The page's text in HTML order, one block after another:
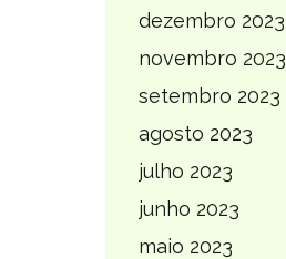
dezembro 2023
novembro 2023
setembro 2023
agosto 2023
julho 2023
junho 2023
maio 2023